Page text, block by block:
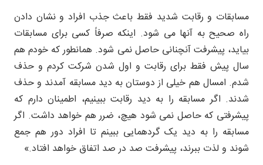
مسابقات و رقابت شدید فقط باعث جذب افراد و نشان دادن
راه صحیح به آنها می شود. اینکه صرفاً کسی برای مسابقات
بیاید، پیشرفت آنچنانی حاصل نمی شود. همانطور که خودم هم
سال پیش فقط برای رقابت و اول شدن شرکت کردم و حذف
شدم. امسال هم خیلی از دوستان به دید مسابقه آمدند و حذف
شدند. اگر مسابقه را به دید رقابت ببینیم، اطمینان دارم که
پیشرفتی که حاصل نمی شود هیچ، ضرر هم خواهد داشت. اگر
مسابقه را به دید یک گردهمایی ببینم تا افراد دور هم جمع
شوند و لذت ببرند، پیشرفت صد در صد اتفاق خواهد افتاد.»